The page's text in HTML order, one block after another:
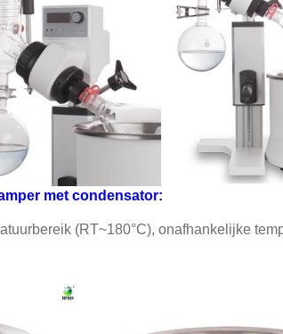
met condensator:
(RT~180°C), onafhankelijke